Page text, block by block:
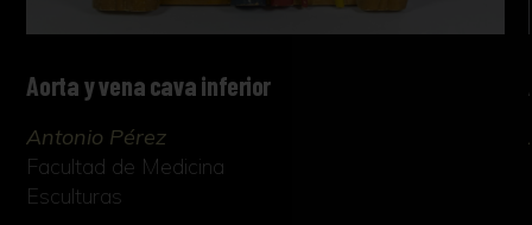
Aorta y vena cava inferior
Antonio Pérez
Facultad de Medicina
Esculturas